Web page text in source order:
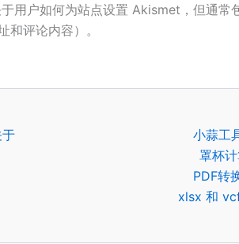
用户如何为站点设置 Akismet，但通常
评论内容）。
于
小蒜工
罩杯
PDF转
xlsx 和